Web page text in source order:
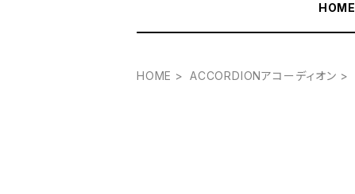
HOME
HOME ACCORDIONアコーディオン